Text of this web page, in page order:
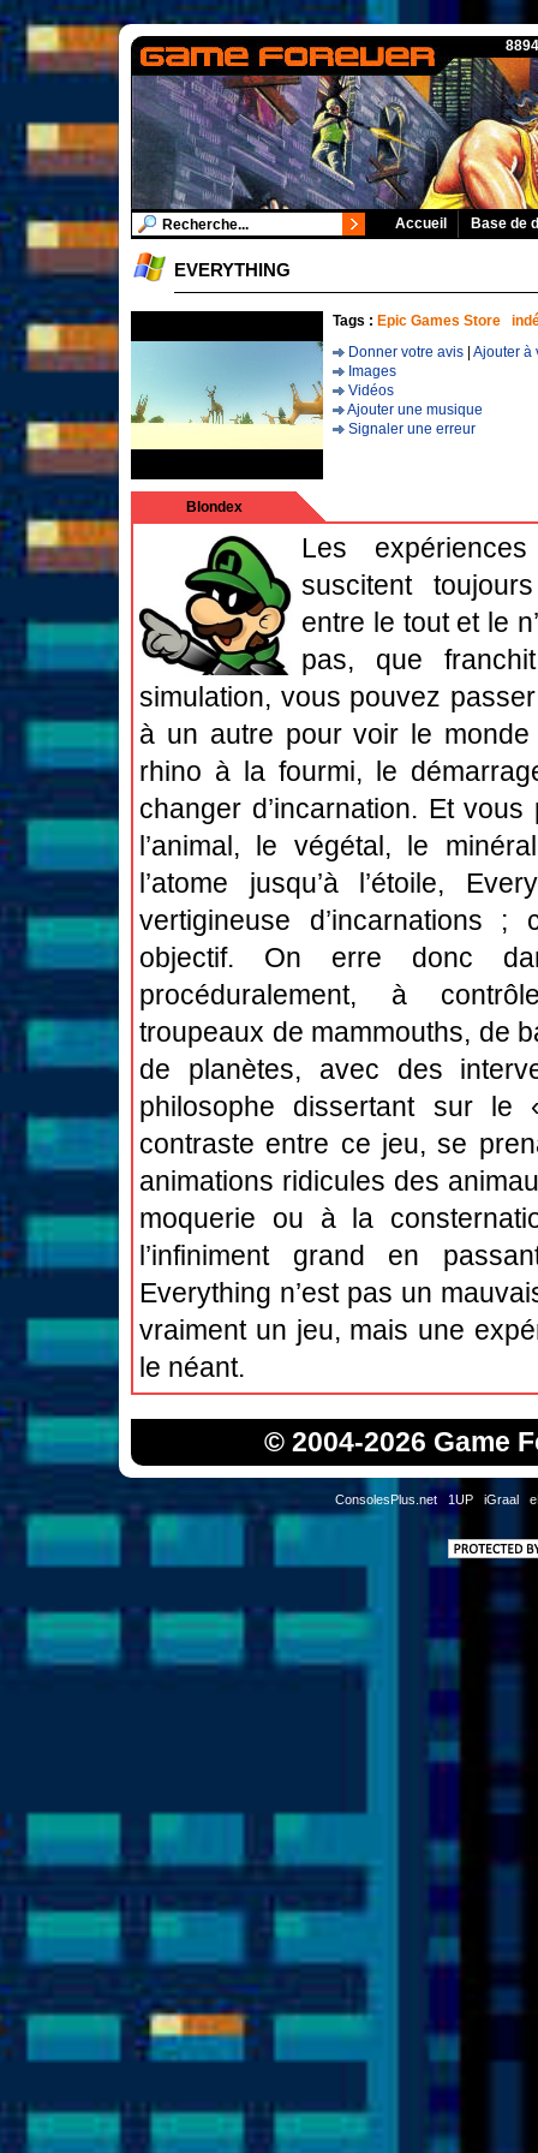
Accueil Base de
EVERYTHING
Tags : Epic Games Store
Donner votre avis Ajouter à
Images
Vidéos
Ajouter une musique
Signaler une erreur
Blondex
Les
suscitent
entre le tout et le
pas, que
simulation, vous pouvez
à un autre pour voir le
rhino à la fourmi, le
changer d’incarnation. Et
l’animal, le végétal, le
l’atome jusqu’à l’étoile,
vertigineuse d’incarnations ;
objectif. On erre donc
procéduralement, à
troupeaux de mammouths, de
de planètes, avec des
philosophe dissertant sur
contraste entre ce jeu, se
animations ridicules des
moquerie ou à la
l’infiniment grand en
Everything n’est pas un
vraiment un jeu, mais une
le néant.
© 2004-2026 Game
ConsolesPlus.net 1UP iGraal